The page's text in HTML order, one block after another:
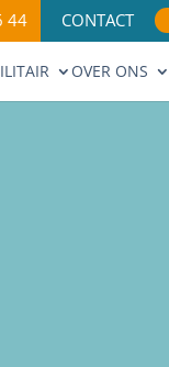
44 CONTACT
OVER ONS